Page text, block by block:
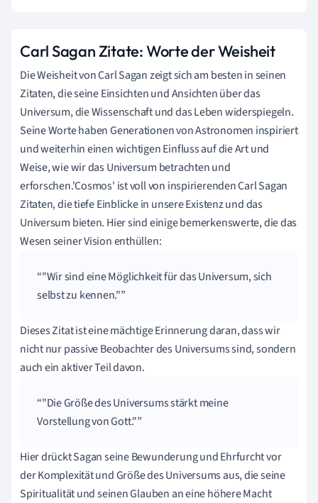
Carl Sagan Zitate: Worte der Weisheit
Die Weisheit von Carl Sagan zeigt sich am besten in seinen
Zitaten, die seine Einsichten und Ansichten über das
Universum, die Wissenschaft und das Leben widerspiegeln.
Seine Worte haben Generationen von Astronomen inspiriert
und weiterhin einen wichtigen Einfluss auf die Art und
Weise, wie wir das Universum betrachten und
erforschen.'Cosmos' ist voll von inspirierenden Carl Sagan
Zitaten, die tiefe Einblicke in unsere Existenz und das
Universum bieten. Hier sind einige bemerkenswerte, die das
Wesen seiner Vision enthüllen:
"Wir sind eine Möglichkeit für das Universum, sich
selbst zu kennen."
Dieses Zitat ist eine mächtige Erinnerung daran, dass wir
nicht nur passive Beobachter des Universums sind, sondern
auch ein aktiver Teil davon.
"Die Größe des Universums stärkt meine
Vorstellung von Gott."
Hier drückt Sagan seine Bewunderung und Ehrfurcht vor
der Komplexität und Größe des Universums aus, die seine
Spiritualität und seinen Glauben an eine höhere Macht